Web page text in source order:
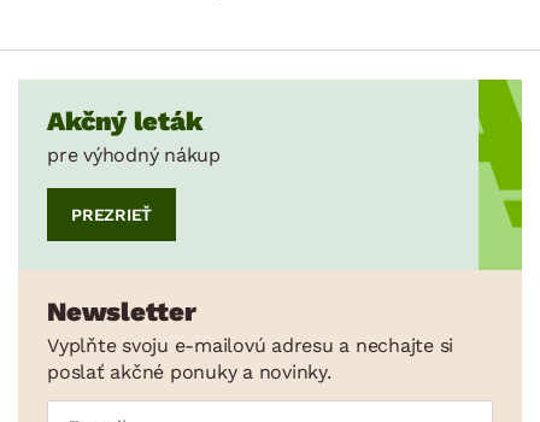
Akčný leták
pre výhodný nákup
PREZRIEŤ
Newsletter
Vyplňte svoju e-mailovú adresu a nechajte si
poslať akčné ponuky a novinky.